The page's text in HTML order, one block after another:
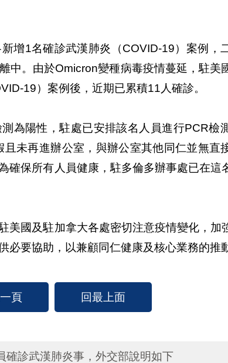
結]" [連
增1名確診武漢肺炎（COVID-19）案例，
中。由於Omicron變種病毒疫情蔓延，駐美
19）案例後，近期已累積11人確診。
為陽性，駐處已安排該名人員進行PCR檢
未再進辦公室，與辦公室其他同仁並無直
確保所有人員健康，駐多倫多辦事處已在這
美國及駐加拿大各處密切注意疫情變化，加
要協助，以兼顧同仁健康及核心業務的推
頁 回最上面
確診武漢肺炎事，外交部說明如下